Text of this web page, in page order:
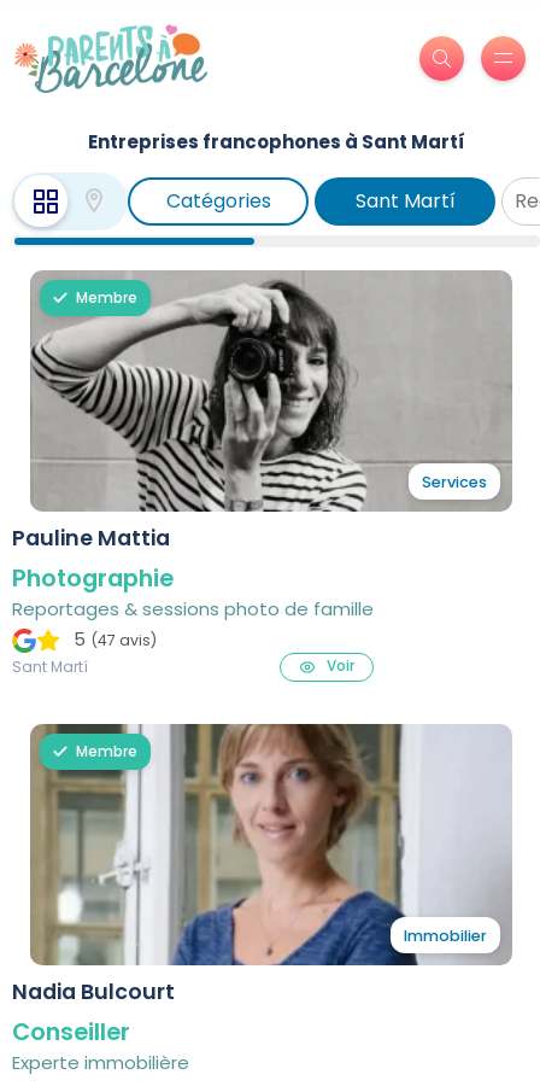
Entreprises francophones à Sant Martí
Catégories Sant Martí
Membre
Services
Pauline Mattia
Photographie
Reportages & sessions photo de famille
5 (47 avis)
Sant Martí
Voir
Membre
Immobilier
Nadia Bulcourt
Conseiller
Experte immobilière